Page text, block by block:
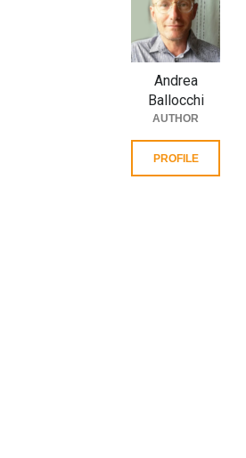
Andrea
Ballocchi
AUTHOR
PROFILE